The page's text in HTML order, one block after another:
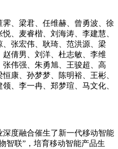
、梁君、任维赫、曾勇波、徐
、麦睿楷、刘海涛、李建慧、
张宏伟、耿琦、范洪源、梁
倩男、刘洋、杜志敏、李维
伟强、朱勇旭、王骏超、高
康、孙梦梦、陈明裕、王彬、
、李一冉、郑梦瑄、马文化、
度融合催生了新一代移动智能
智联”，培育移动智能产品生